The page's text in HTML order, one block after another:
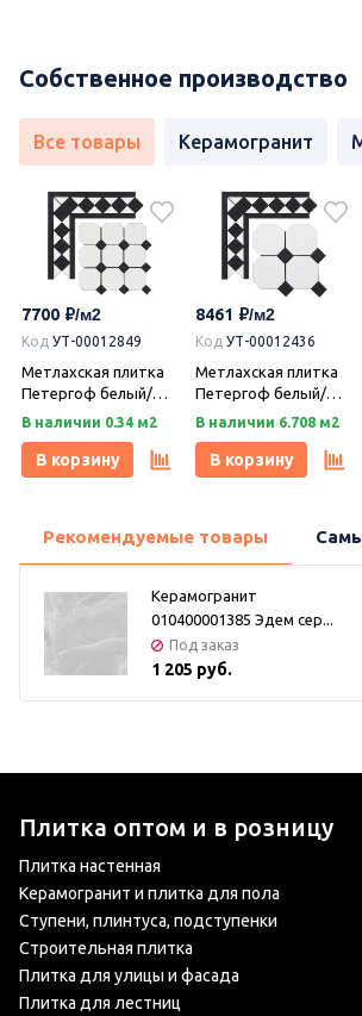
Собственное производство
Все товары Керамогранит
7700
Код УТ-00012849
Метлахская плитка
Петергоф белый/
черный (001/013)
(Керамарк)
В наличии 0.34 м2
В корзину
8461
Код УТ-00012436
Метлахская плитка
Петергоф белый/
черный (001/013)
(Керамарк)
В наличии 6.708 м2
В корзину
Рекомендуемые товары
Керамогранит
010400001385 Эдем сер...
Под заказ
1 205 руб.
Плитка оптом и в розницу
Плитка настенная
Керамогранит и плитка для пола
Ступени, плинтуса, подступенки
Строительная плитка
Плитка для улицы и фасада
Плитка для лестниц